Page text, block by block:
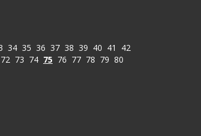
34 35 36 37 38 39 40 41
42
72 73 74 75 76 77 78 79 80